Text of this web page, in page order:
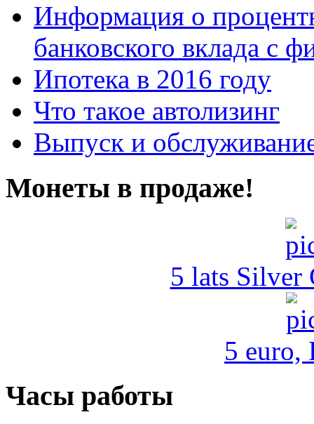
Информация о
банковского вклада с
Ипотека в 2016 году
Что такое автолизинг
Выпуск и
Монеты в продаже!
5 lats Silver
5 euro,
Часы работы